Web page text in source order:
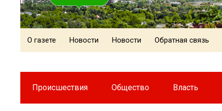
О газете Новости Новости Обратная связь
Происшествия Общество Власть